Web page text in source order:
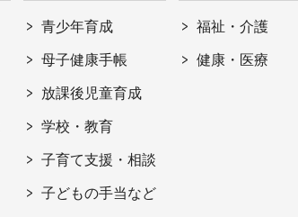
青少年育成
母子健康手帳
放課後児童育成
学校・教育
子育て支援・相談
子どもの手当など
福祉・介護
健康・医療